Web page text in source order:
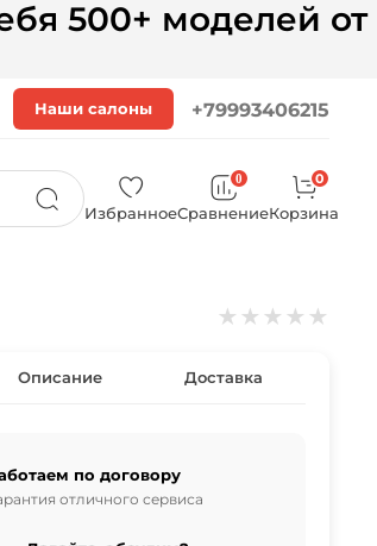
500+ моделей от
Наши салоны +79993406215
Избранное
0
Сравнение
0
Корзина
★ ★ ★ ★ ★
Описание Доставка
по договору
отличного сервиса